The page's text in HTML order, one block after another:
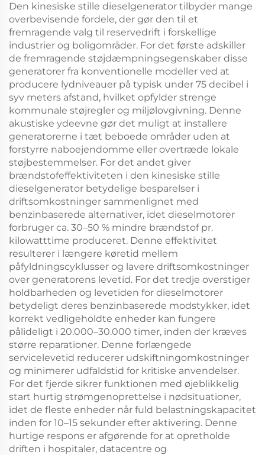
Den kinesiske stille dieselgenerator tilbyder mange
overbevisende fordele, der gør den til et
fremragende valg til reservedrift i forskellige
industrier og boligområder. For det første adskiller
de fremragende støjdæmpningsegenskaber disse
generatorer fra konventionelle modeller ved at
producere lydniveauer på typisk under 75 decibel i
syv meters afstand, hvilket opfylder strenge
kommunale støjregler og miljølovgivning. Denne
akustiske ydeevne gør det muligt at installere
generatorerne i tæt beboede områder uden at
forstyrre naboejendomme eller overtræde lokale
støjbestemmelser. For det andet giver
brændstofeffektiviteten i den kinesiske stille
dieselgenerator betydelige besparelser i
driftsomkostninger sammenlignet med
benzinbaserede alternativer, idet dieselmotorer
forbruger ca. 30–50 % mindre brændstof pr.
kilowatttime produceret. Denne effektivitet
resulterer i længere køretid mellem
påfyldningscyklusser og lavere driftsomkostninger
over generatorens levetid. For det tredje overstiger
holdbarheden og levetiden for dieselmotorer
betydeligt deres benzinbaserede modstykker, idet
korrekt vedligeholdte enheder kan fungere
pålideligt i 20.000–30.000 timer, inden der kræves
større reparationer. Denne forlængede
servicelevetid reducerer udskiftningomkostninger
og minimerer udfaldstid for kritiske anvendelser.
For det fjerde sikrer funktionen med øjeblikkelig
start hurtig strømgenoprettelse i nødsituationer,
idet de fleste enheder når fuld belastningskapacitet
inden for 10–15 sekunder efter aktivering. Denne
hurtige respons er afgørende for at opretholde
driften i hospitaler, datacentre og